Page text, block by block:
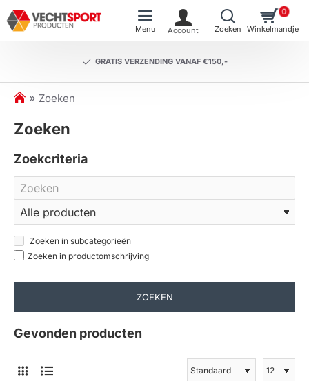
GRATIS VERZENDING VANAF €150,-
0
h
m
Zoeken
Zoeken
Zoekcriteria
Zoeken in subcategorieën
Zoeken in productomschrijving
ZOEKEN
Gevonden producten